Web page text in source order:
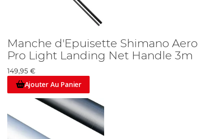
Manche d'Epuisette Shimano Aero
Pro Light Landing Net Handle 3m
149,95 €
Ajouter Au Panier